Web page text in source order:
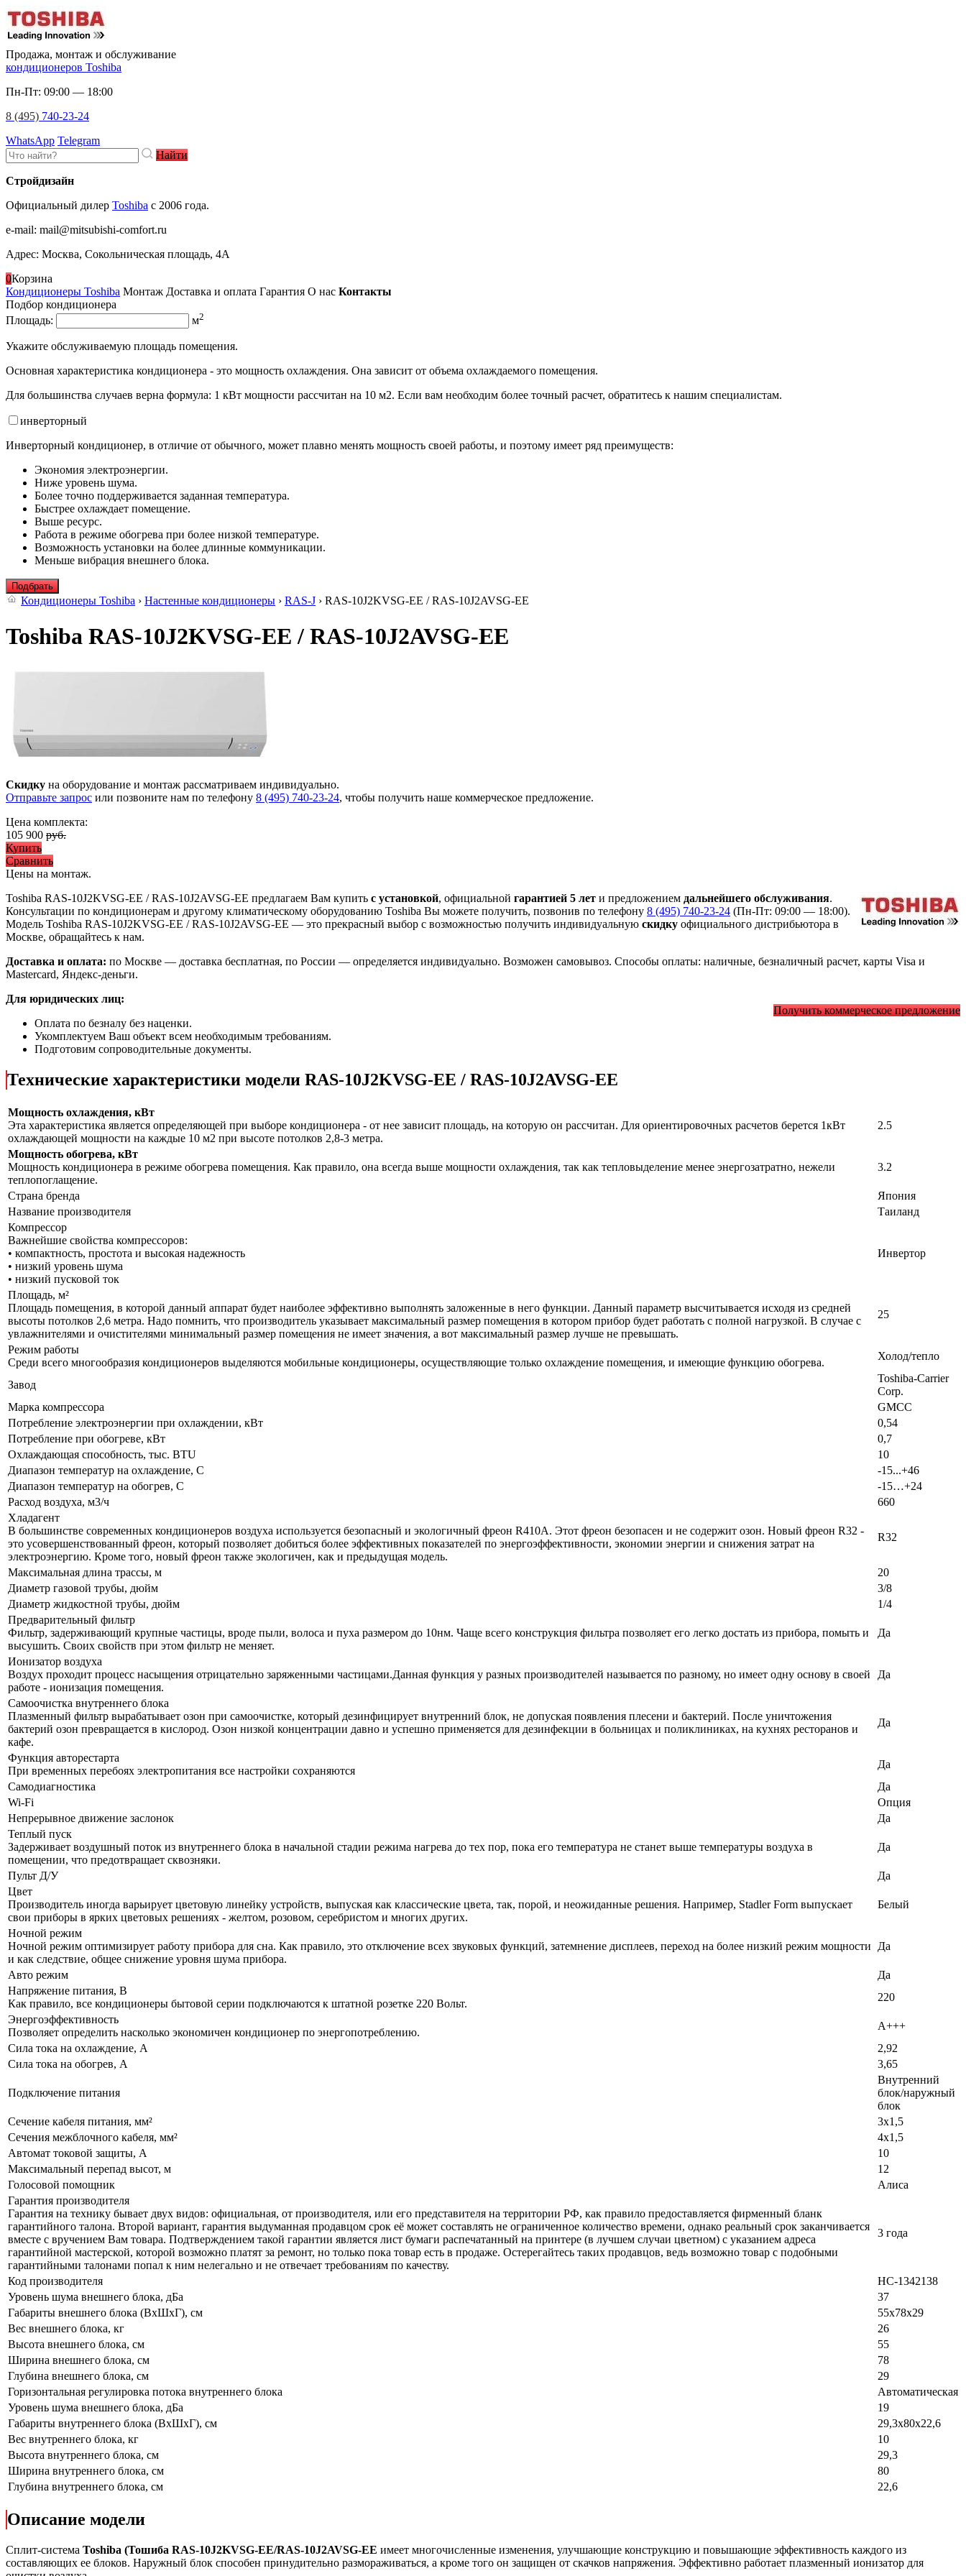
Продажа, монтаж и обслуживание
кондиционеров Toshiba
Пн-Пт: 09:00 — 18:00
8 (495) 740-23-24
WhatsApp Telegram
Найти
Стройдизайн
Официальный дилер Toshiba c 2006 года.
e-mail: mail@mitsubishi-comfort.ru
Адрес: Москва, Сокольническая площадь, 4А
0Корзина
Кондиционеры Toshiba Монтаж Доставка и оплата Гарантия О нас Контакты
Подбор кондиционера
Площадь:
м2
Укажите обслуживаемую площадь помещения.
Основная характеристика кондиционера - это мощность охлаждения. Она зависит от объема охлаждаемого помещения.
Для большинства случаев верна формула: 1 кВт мощности рассчитан на 10 м2. Если вам необходим более точный расчет, обратитесь к нашим специалистам.
инверторный
Инверторный кондиционер, в отличие от обычного, может плавно менять мощность своей работы, и поэтому имеет ряд преимуществ:
Экономия электроэнергии.
Ниже уровень шума.
Более точно поддерживается заданная температура.
Быстрее охлаждает помещение.
Выше ресурс.
Работа в режиме обогрева при более низкой температуре.
Возможность установки на более длинные коммуникации.
Меньше вибрация внешнего блока.
Подбрать
Кондиционеры Toshiba › Настенные кондиционеры › RAS-J › RAS-10J2KVSG-EE / RAS-10J2AVSG-EE
Toshiba RAS-10J2KVSG-EE / RAS-10J2AVSG-EE
Скидку на оборудование и монтаж рассматриваем индивидуально.
Отправьте запрос или позвоните нам по телефону 8 (495) 740-23-24, чтобы получить наше коммерческое предложение.
Цена комплекта:
105 900 руб.
Купить
Сравнить
Цены на монтаж.
Toshiba RAS-10J2KVSG-EE / RAS-10J2AVSG-EE предлагаем Вам купить с установкой, официальной гарантией 5 лет и предложением дальнейшего обслуживания.
Консультации по кондиционерам и другому климатическому оборудованию Toshiba Вы можете получить, позвонив по телефону 8 (495) 740-23-24 (Пн-Пт: 09:00 — 18:00).
Модель Toshiba RAS-10J2KVSG-EE / RAS-10J2AVSG-EE — это прекрасный выбор с возможностью получить индивидуальную скидку официального дистрибьютора в
Москве, обращайтесь к нам.
Доставка и оплата: по Москве — доставка бесплатная, по России — определяется индивидуально. Возможен самовывоз. Способы оплаты: наличные, безналичный расчет, карты Visa и
Mastercard, Яндекс-деньги.
Получить коммерческое предложение
Для юридических лиц:
Оплата по безналу без наценки.
Укомплектуем Ваш объект всем необходимым требованиям.
Подготовим сопроводительные документы.
Технические характеристики модели RAS-10J2KVSG-EE / RAS-10J2AVSG-EE
Мощность охлаждения, кВт
Эта характеристика является определяющей при выборе кондиционера - от нее зависит площадь, на которую он рассчитан. Для ориентировочных расчетов берется 1кВт
охлаждающей мощности на каждые 10 м2 при высоте потолков 2,8-3 метра.
2.5
Мощность обогрева, кВт
Мощность кондиционера в режиме обогрева помещения. Как правило, она всегда выше мощности охлаждения, так как тепловыделение менее энергозатратно, нежели
теплопоглащение.
3.2
Страна бренда
Япония
Название производителя
Таиланд
Компрессор
Важнейшие свойства компрессоров:
• компактность, простота и высокая надежность
• низкий уровень шума
• низкий пусковой ток
Инвертор
Площадь, м²
Площадь помещения, в которой данный аппарат будет наиболее эффективно выполнять заложенные в него функции. Данный параметр высчитывается исходя из средней
высоты потолков 2,6 метра. Надо помнить, что производитель указывает максимальный размер помещения в котором прибор будет работать с полной нагрузкой. В случае с
увлажнителями и очистителями минимальный размер помещения не имеет значения, а вот максимальный размер лучше не превышать.
25
Режим работы
Среди всего многообразия кондиционеров выделяются мобильные кондиционеры, осуществляющие только охлаждение помещения, и имеющие функцию обогрева.
Холод/тепло
Завод
Toshiba-Carrier
Corp.
Марка компрессора
GMCC
Потребление электроэнергии при охлаждении, кВт
0,54
Потребление при обогреве, кВт
0,7
Охлаждающая способность, тыс. BTU
10
Диапазон температур на охлаждение, С
-15...+46
Диапазон температур на обогрев, С
-15…+24
Расход воздуха, м3/ч
660
Хладагент
В большинстве современных кондиционеров воздуха используется безопасный и экологичный фреон R410A. Этот фреон безопасен и не содержит озон. Новый фреон R32 -
это усовершенствованный фреон, который позволяет добиться более эффективных показателей по энергоэффективности, экономии энергии и снижения затрат на
электроэнергию. Кроме того, новый фреон также экологичен, как и предыдущая модель.
R32
Максимальная длина трассы, м
20
Диаметр газовой трубы, дюйм
3/8
Диаметр жидкостной трубы, дюйм
1/4
Предварительный фильтр
Фильтр, задерживающий крупные частицы, вроде пыли, волоса и пуха размером до 10нм. Чаще всего конструкция фильтра позволяет его легко достать из прибора, помыть и
высушить. Своих свойств при этом фильтр не меняет.
Да
Ионизатор воздуха
Воздух проходит процесс насыщения отрицательно заряженными частицами.Данная функция у разных производителей называется по разному, но имеет одну основу в своей
работе - ионизация помещения.
Да
Самоочистка внутреннего блока
Плазменный фильтр вырабатывает озон при самоочистке, который дезинфицирует внутренний блок, не допуская появления плесени и бактерий. После уничтожения
бактерий озон превращается в кислород. Озон низкой концентрации давно и успешно применяется для дезинфекции в больницах и поликлиниках, на кухнях ресторанов и
кафе.
Да
Функция авторестарта
При временных перебоях электропитания все настройки сохраняются
Да
Самодиагностика
Да
Wi-Fi
Опция
Непрерывное движение заслонок
Да
Теплый пуск
Задерживает воздушный поток из внутреннего блока в начальной стадии режима нагрева до тех пор, пока его температура не станет выше температуры воздуха в
помещении, что предотвращает сквозняки.
Да
Пульт Д/У
Да
Цвет
Производитель иногда варьирует цветовую линейку устройств, выпуская как классические цвета, так, порой, и неожиданные решения. Например, Stadler Form выпускает
свои приборы в ярких цветовых решениях - желтом, розовом, серебристом и многих других.
Белый
Ночной режим
Ночной режим оптимизирует работу прибора для сна. Как правило, это отключение всех звуковых функций, затемнение дисплеев, переход на более низкий режим мощности
и как следствие, общее снижение уровня шума прибора.
Да
Авто режим
Да
Напряжение питания, В
Как правило, все кондиционеры бытовой серии подключаются к штатной розетке 220 Вольт.
220
Энергоэффективность
Позволяет определить насколько экономичен кондиционер по энергопотреблению.
A+++
Сила тока на охлаждение, А
2,92
Сила тока на обогрев, А
3,65
Подключение питания
Внутренний
блок/наружный
блок
Сечение кабеля питания, мм²
3х1,5
Сечения межблочного кабеля, мм²
4х1,5
Автомат токовой защиты, А
10
Максимальный перепад высот, м
12
Голосовой помощник
Алиса
Гарантия производителя
Гарантия на технику бывает двух видов: официальная, от производителя, или его представителя на территории РФ, как правило предоставляется фирменный бланк
гарантийного талона. Второй вариант, гарантия выдуманная продавцом срок её может составлять не ограниченное количество времени, однако реальный срок заканчивается
вместе с вручением Вам товара. Подтверждением такой гарантии является лист бумаги распечатанный на принтере (в лучшем случаи цветном) с указанием адреса
гарантийной мастерской, которой возможно платят за ремонт, но только пока товар есть в продаже. Остерегайтесь таких продавцов, ведь возможно товар с подобными
гарантийными талонами попал к ним нелегально и не отвечает требованиям по качеству.
3 года
Код производителя
НС-1342138
Уровень шума внешнего блока, дБа
37
Габариты внешнего блока (ВхШхГ), см
55x78x29
Вес внешнего блока, кг
26
Высота внешнего блока, см
55
Ширина внешнего блока, см
78
Глубина внешнего блока, см
29
Горизонтальная регулировка потока внутреннего блока
Автоматическая
Уровень шума внешнего блока, дБа
19
Габариты внутреннего блока (ВхШхГ), см
29,3x80х22,6
Вес внутреннего блока, кг
10
Высота внутреннего блока, см
29,3
Ширина внутреннего блока, см
80
Глубина внутреннего блока, см
22,6
Описание модели
Сплит-система Toshiba (Тошиба RAS-10J2KVSG-EE/RAS-10J2AVSG-EE имеет многочисленные изменения, улучшающие конструкцию и повышающие эффективность каждого из
составляющих ее блоков. Наружный блок способен принудительно размораживаться, а кроме того он защищен от скачков напряжения. Эффективно работает плазменный ионизатор для